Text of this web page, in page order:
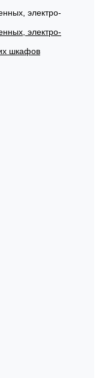
электро-
электро-
шкафов